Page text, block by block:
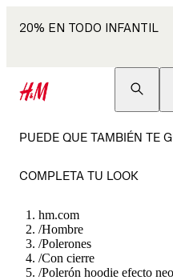
20% EN TODO INFANTIL
PUEDE QUE TAMBIÉN TE
COMPLETA TU LOOK
hm.com
/Hombre
/Polerones
/Con cierre
/Polerón hoodie efecto